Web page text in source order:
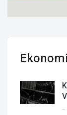
Ekonomi